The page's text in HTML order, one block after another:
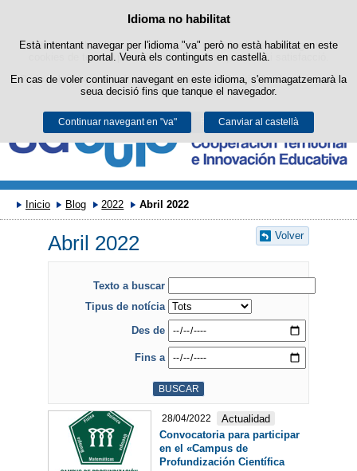
Política de cookies
Este lloc web utilitza cookies pròpies per a facilitar la navegació i
cookies de tercers per a obtindre estadístiques d'ús i satisfacció.
Podeu obtindre més informació en l'apartat "Cookies" del nostreavís
legal.
Acceptar Rebutjar
Idioma no habilitat
Està intentant navegar per l'idioma "va" però no està habilitat en este
portal. Veurà els continguts en castellà.
En cas de voler continuar navegant en este idioma, s'emmagatzemarà la
seua decisió fins que tanque el navegador.
Continuar navegant en "va" Canviar al castellà
Passar al contingut
Inicio Blog 2022 Abril 2022
Volver
Abril 2022
Texto a buscar
Tipus de notícia
Des de
Fins a
28/04/2022
Actualidad
Convocatoria para participar
en el «Campus de
Profundización Científica